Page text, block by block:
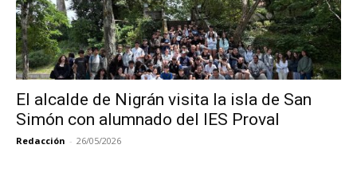
El alcalde de Nigrán visita la isla de San
Simón con alumnado del IES Proval
Redacción - 26/05/2026